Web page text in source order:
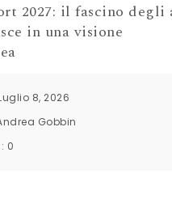
2027: il fascino degli
in una visione
8, 2026
Gobbin
0